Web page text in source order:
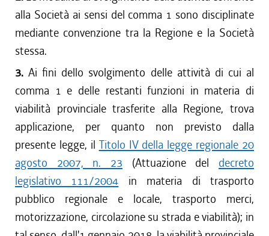
alla Società ai sensi del comma 1 sono disciplinate
mediante convenzione tra la Regione e la Società
stessa.
3.Ai fini dello svolgimento delle attività di cui al
comma 1 e delle restanti funzioni in materia di
viabilità provinciale trasferite alla Regione, trova
applicazione, per quanto non previsto dalla
presente legge, il Titolo IV della legge regionale 20
agosto 2007, n. 23 (Attuazione del decreto
legislativo 111/2004 in materia di trasporto
pubblico regionale e locale, trasporto merci,
motorizzazione, circolazione su strada e viabilità); in